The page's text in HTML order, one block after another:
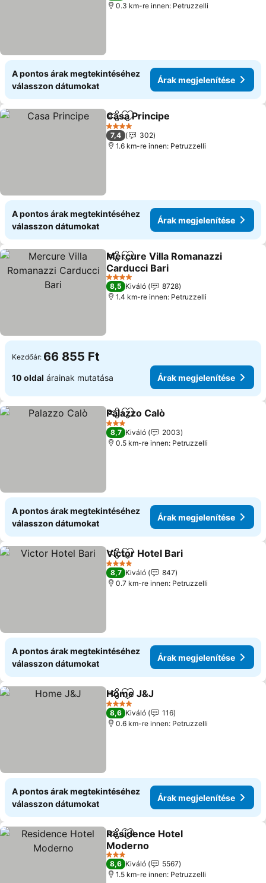
0.3 km-re innen: Petruzzelli
A pontos árak megtekintéséhez
válasszon dátumokat
Árak megjelenítése
Megosztás
Hozzáadás a kedvencekhez
Casa Principe
4 Kategória
7,4
302
1.6 km-re innen: Petruzzelli
A pontos árak megtekintéséhez
válasszon dátumokat
Árak megjelenítése
Megosztás
Hozzáadás a kedvencekhez
Mercure Villa Romanazzi
Carducci Bari
4 Kategória
8,5 Kiváló
8728
1.4 km-re innen: Petruzzelli
Kezdőár: 66 855 Ft
10 oldal árainak mutatása Árak megjelenítése
Megosztás
Hozzáadás a kedvencekhez
Palazzo Calò
3 Kategória
8,7 Kiváló
2003
0.5 km-re innen: Petruzzelli
A pontos árak megtekintéséhez
válasszon dátumokat
Árak megjelenítése
Megosztás
Hozzáadás a kedvencekhez
Victor Hotel Bari
4 Kategória
8,7 Kiváló
847
0.7 km-re innen: Petruzzelli
A pontos árak megtekintéséhez
válasszon dátumokat
Árak megjelenítése
Megosztás
Hozzáadás a kedvencekhez
Home J&J
4 Kategória
8,6 Kiváló
116
0.6 km-re innen: Petruzzelli
A pontos árak megtekintéséhez
válasszon dátumokat
Árak megjelenítése
Megosztás
Hozzáadás a kedvencekhez
Residence Hotel
Moderno
3 Kategória
8,6 Kiváló
5567
1.5 km-re innen: Petruzzelli